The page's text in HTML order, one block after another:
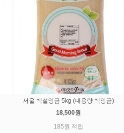
서울 백설앙금 5kg (대용량 백앙금)
18,500원
185원 적립